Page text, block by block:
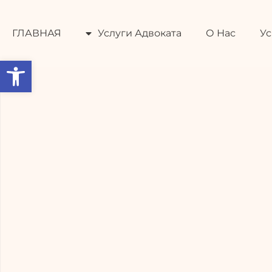
Open toolbar
ГЛАВНАЯ Услуги Адвоката О Нас
ГЛАВНАЯ Услуги